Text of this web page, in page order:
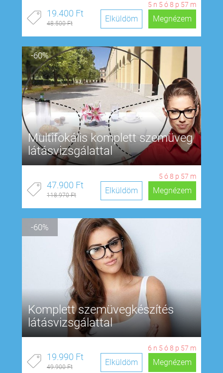
5 n 5 ó8 p 57 m
19.400 Ft
48.500 Ft Megnézem
Elküldöm
-60%
Multifokális komplett szemüveg
látásvizsgálattal
5 ó8 p 57 m
47.900 Ft
118.970 Ft Megnézem
Elküldöm
-60%
Komplett szemüvegkészítés
látásvizsgálattal
6 n 5 ó8 p 57 m
19.990 Ft
49.900 Ft Megnézem
Elküldöm